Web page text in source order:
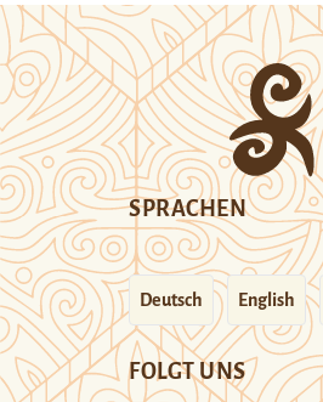
SPRACHEN
Deutsch English
FOLGT UNS